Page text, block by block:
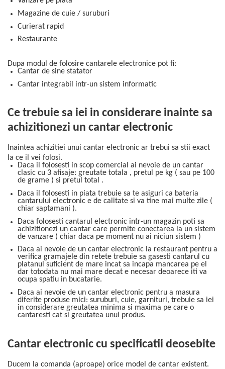
Magazine de cuie / suruburi
Curierat rapid
Restaurante
Dupa modul de folosire cantarele electronice pot fi:
Cantar de sine statator
Cantar integrabil intr-un sistem informatic
Ce trebuie sa iei in considerare inainte sa
achizitionezi un cantar electronic
Inaintea achizitiei unui cantar electronic ar trebui sa stii exact
la ce il vei folosi.
Daca il folosesti in scop comercial ai nevoie de un cantar
clasic cu 3 afisaje: greutate totala , pretul pe kg ( sau pe 100
de grame ) si pretul total .
Daca il folosesti in piata trebuie sa te asiguri ca bateria
cantarului electronic e de calitate si va tine mai multe zile (
chiar saptamani ).
Daca folosesti cantarul electronic intr-un magazin poti sa
achizitionezi un cantar care permite conectarea la un sistem
de vanzare ( chiar daca pe moment nu ai niciun sistem )
Daca ai nevoie de un cantar electronic la restaurant pentru a
verifica gramajele din retete trebuie sa gasesti cantarul cu
platanul suficient de mare incat sa incapa mancarea pe el
dar totodata nu mai mare decat e necesar deoarece iti va
ocupa spatiu in bucatarie.
Daca ai nevoie de un cantar electronic pentru a masura
diferite produse mici: suruburi, cuie, garnituri, trebuie sa iei
in considerare greutatea minima si maxima pe care o
cantaresti cat si greutatea unui produs.
Cantar electronic cu specificatii deosebite
Ducem la comanda (aproape) orice model de cantar existent.